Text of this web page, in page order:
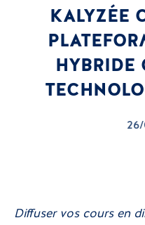
KALYZÉE
HYBRIDE
Diffuser vos cours en